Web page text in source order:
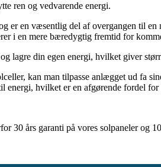
ren og vedvarende energi.
er en væsentlig del af overgangen til
i en mere bæredygtig fremtid for
lagre din egen energi, hvilket giver
kan man tilpasse anlægget ud fa
hvilket er en afgørende fordel
30 års garanti på vores solpaneler og